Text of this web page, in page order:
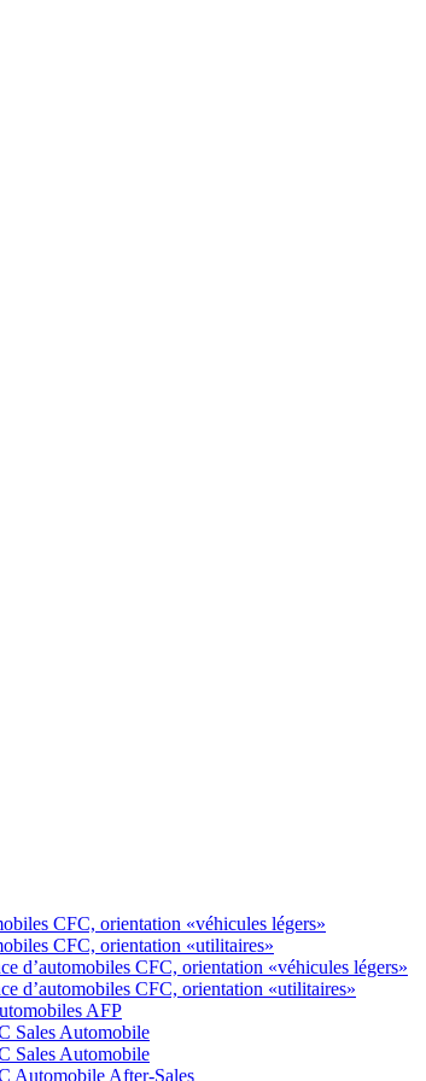
CFC, orientation «véhicules légers»
CFC, orientation «utilitaires»
d’automobiles CFC, orientation «véhicules légers»
d’automobiles CFC, orientation «utilitaires»
AFP
Sales Automobile
Sales Automobile
Automobile After-Sales